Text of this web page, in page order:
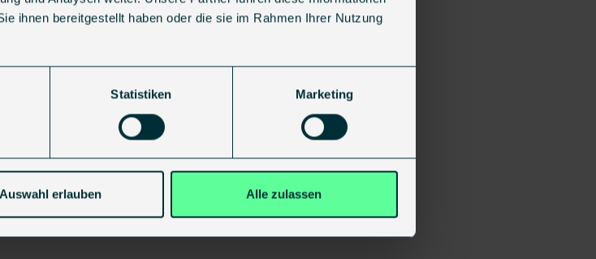
ihnen bereitgestellt haben oder die sie im Rahmen Ihrer Nutzung
Statistiken Marketing
Auswahl erlauben Alle zulassen
vor einer